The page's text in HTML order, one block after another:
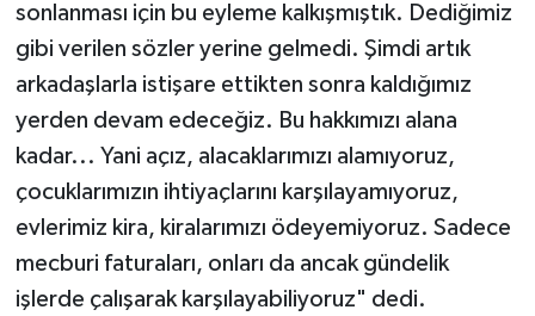
sonlanması için bu eyleme kalkışmıştık. Dediğimiz
gibi verilen sözler yerine gelmedi. Şimdi artık
arkadaşlarla istişare ettikten sonra kaldığımız
yerden devam edeceğiz. Bu hakkımızı alana
kadar... Yani açız, alacaklarımızı alamıyoruz,
çocuklarımızın ihtiyaçlarını karşılayamıyoruz,
evlerimiz kira, kiralarımızı ödeyemiyoruz. Sadece
mecburi faturaları, onları da ancak gündelik
işlerde çalışarak karşılayabiliyoruz" dedi.